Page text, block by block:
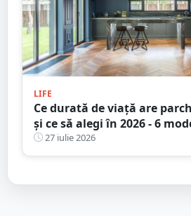
LIFE
Ce durată de viață are
și ce să alegi în 2026 - 6
recomandate pentru un
27 iulie 2026